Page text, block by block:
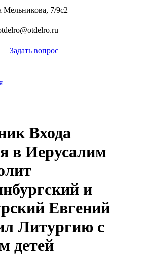
Мельникова, 7/9с2
Задать вопрос
Входа
в Иерусалим
и
Евгений
Литургию с
детей